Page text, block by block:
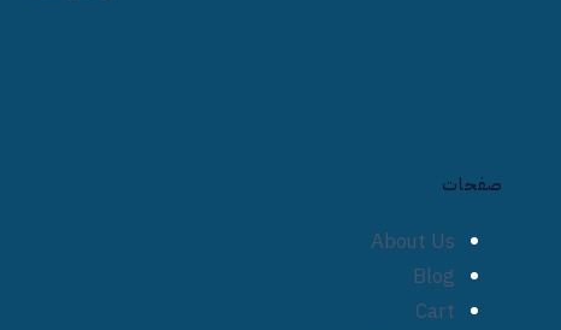
صفحات
About Us
Blog
Cart